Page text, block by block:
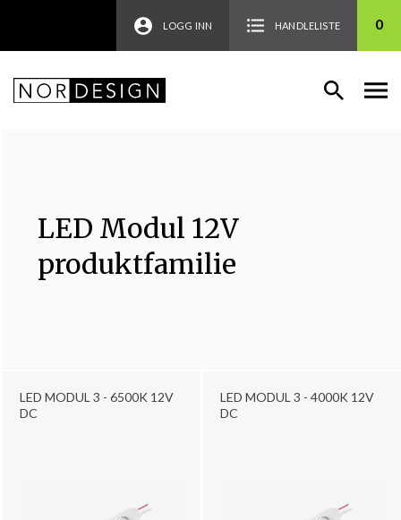
LOGG INN HANDLELISTE 0
LED MODUL 3 - 6500K 12V
DC
LED MODUL 3 - 4000K 12V
DC
LED Modul 12V
produktfamilie